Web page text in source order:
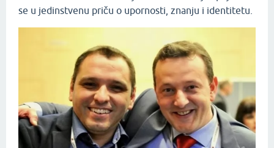
se u jedinstvenu priču o upornosti, znanju i identitetu.